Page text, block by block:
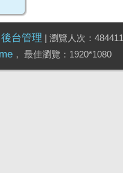
後台管理 | 瀏覽人次：484411
， 最佳瀏覽：1920*1080